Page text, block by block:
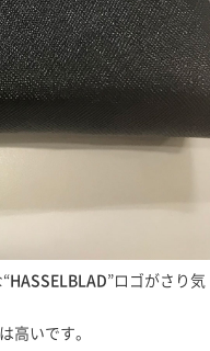
HASSELBLAD”ロゴがさり気
高いです。